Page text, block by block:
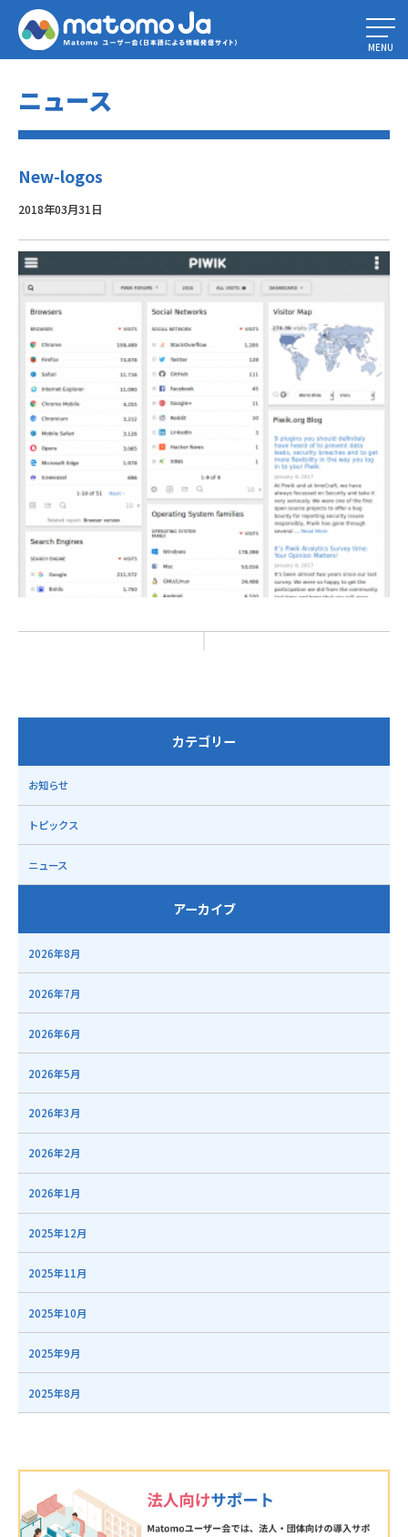
Home» New-logos
MENU
ニュース
New-logos
2018年03月31日
カテゴリー
お知らせ
トピックス
ニュース
アーカイブ
2026年8月
2026年7月
2026年6月
2026年5月
2026年3月
2026年2月
2026年1月
2025年12月
2025年11月
2025年10月
2025年9月
2025年8月